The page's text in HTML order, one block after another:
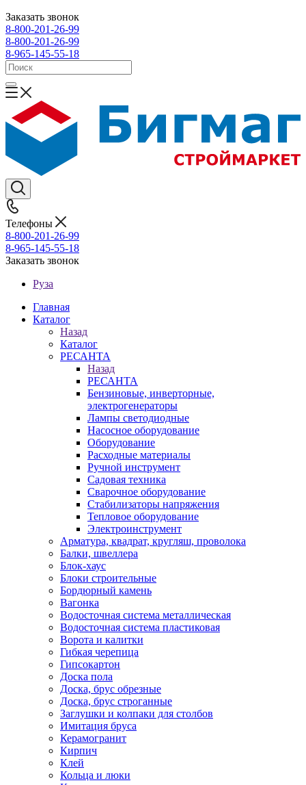
Заказать звонок
8-800-201-26-99
8-800-201-26-99
8-965-145-55-18
Телефоны
8-800-201-26-99
8-965-145-55-18
Заказать звонок
Руза
Главная
Каталог
Назад
Каталог
РЕСАНТА
Назад
РЕСАНТА
Бензиновые, инверторные,
электрогенераторы
Лампы светодиодные
Насосное оборудование
Оборудование
Расходные материалы
Ручной инструмент
Садовая техника
Сварочное оборудование
Стабилизаторы напряжения
Тепловое оборудование
Электроинструмент
Арматура, квадрат, кругляш, проволока
Балки, швеллера
Блок-хаус
Блоки строительные
Бордюрный камень
Вагонка
Водосточная система металлическая
Водосточная система пластиковая
Ворота и калитки
Гибкая черепица
Гипсокартон
Доска пола
Доска, брус обрезные
Доска, брус строганные
Заглушки и колпаки для столбов
Имитация бруса
Керамогранит
Кирпич
Клей
Кольца и люки